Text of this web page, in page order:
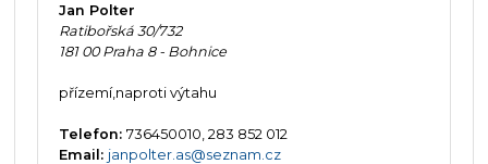
Jan Polter
Ratibořská 30/732
181 00 Praha 8 - Bohnice
přízemí,naproti výtahu
Telefon: 736450010, 283 852 012
Email: janpolter.as@seznam.cz